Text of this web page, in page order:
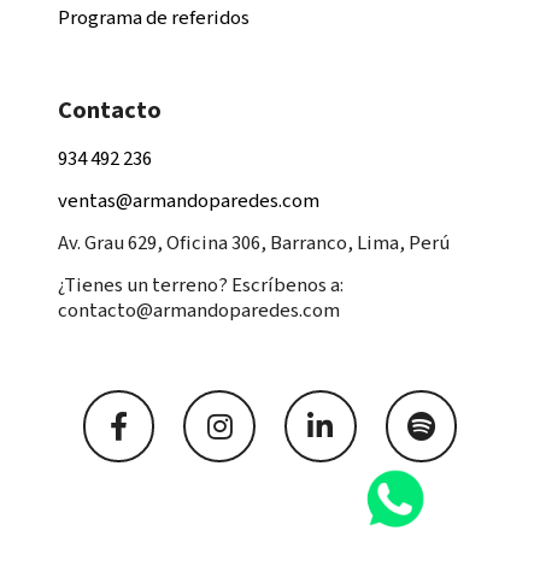
Programa de referidos
Contacto
934 492 236
ventas@armandoparedes.com
Av. Grau 629, Oficina 306, Barranco, Lima, Perú
¿Tienes un terreno? Escríbenos a:
contacto@armandoparedes.com